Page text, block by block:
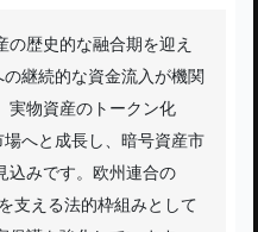
歴史的な融合期を迎え
継続的な資金流入が機関
実物資産のトークン化
場へと成長し、暗号資産市
込みです。欧州連合の
支える法的枠組みとして